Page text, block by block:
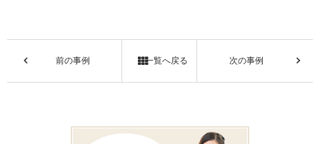
前の事例 一覧へ戻る 次の事例